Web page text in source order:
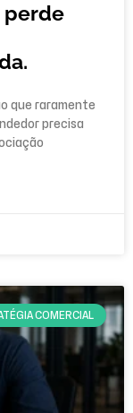
perde
que raramente
precisa
COMERCIAL